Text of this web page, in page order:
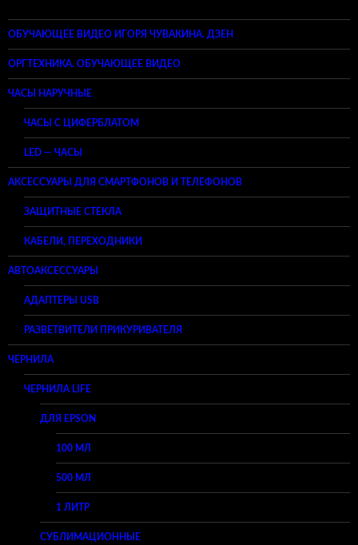
ОБУЧАЮЩЕЕ ВИДЕО ИГОРЯ ЧУВАКИНА. ДЗЕН
ОРГТЕХНИКА. ОБУЧАЮЩЕЕ ВИДЕО
ЧАСЫ НАРУЧНЫЕ
ЧАСЫ С ЦИФЕРБЛАТОМ
LED — ЧАСЫ
АКСЕССУАРЫ ДЛЯ СМАРТФОНОВ И ТЕЛЕФОНОВ
ЗАЩИТНЫЕ СТЕКЛА
КАБЕЛИ, ПЕРЕХОДНИКИ
АВТОАКСЕССУАРЫ
АДАПТЕРЫ USB
РАЗВЕТВИТЕЛИ ПРИКУРИВАТЕЛЯ
ЧЕРНИЛА
ЧЕРНИЛА LIFE
ДЛЯ EPSON
100 МЛ
500 МЛ
1 ЛИТР
СУБЛИМАЦИОННЫЕ